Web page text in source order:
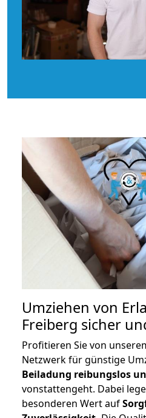
Umziehen von
Freiberg sicher
Profitieren Sie von
Netzwerk für günstige
Beiladung reibungslos
vonstattengeht. Dabei
besonderen Wert auf